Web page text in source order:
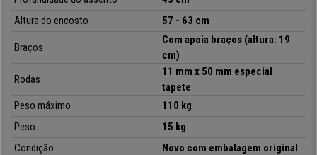
Altura do encosto
57 - 63 cm
Braços
Com apoia braços (altura: 19
cm)
Rodas
11 mm x 50 mm especial
tapete
Peso máximo
110 kg
Peso
15 kg
Condição
Novo com embalagem original